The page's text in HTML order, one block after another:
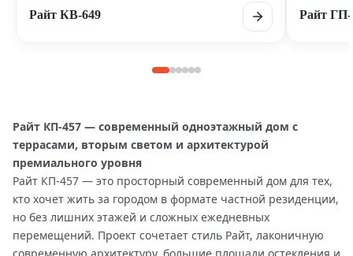
Райт КВ-649 Райт ГП-
Райт КП-457 — современный одноэтажный дом с
террасами, вторым светом и архитектурой
премиального уровня
Райт КП-457 — это просторный современный дом для тех,
кто хочет жить за городом в формате частной резиденции,
но без лишних этажей и сложных ежедневных
перемещений. Проект сочетает стиль Райт, лаконичную